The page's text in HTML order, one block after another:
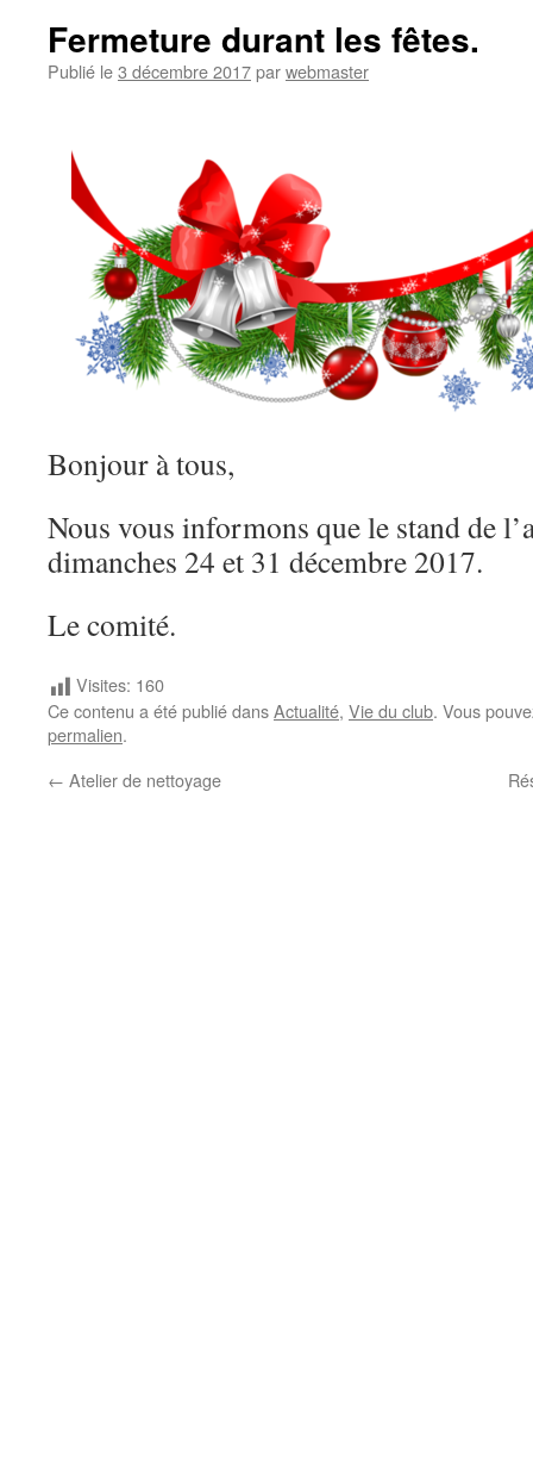
Fermeture durant les fêtes.
Publié le3 décembre 2017parwebmaster
Bonjour à tous,
Nous vous informons que le stand de
dimanches 24 et 31 décembre 2017.
Le comité.
Visites: 160
Ce contenu a été publié dansActualité, Vie du club. Vous
permalien.
← Atelier de nettoyage